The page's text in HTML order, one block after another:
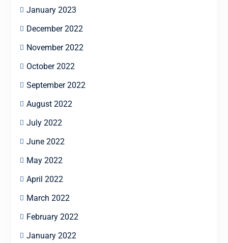
January 2023
December 2022
November 2022
October 2022
September 2022
August 2022
July 2022
June 2022
May 2022
April 2022
March 2022
February 2022
January 2022